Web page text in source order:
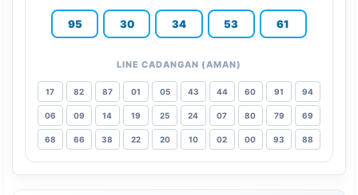
95 30 34 53 61
LINE CADANGAN (AMAN)
17 82 87 01 05 43 44 60 91 94
06 09 14 19 25 24 07 80 79 69
68 66 38 22 20 10 02 00 93 88